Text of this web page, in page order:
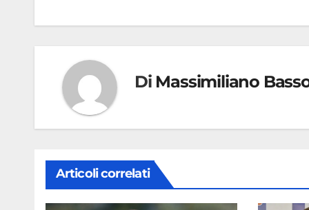
Di Massimiliano
Articoli correlati